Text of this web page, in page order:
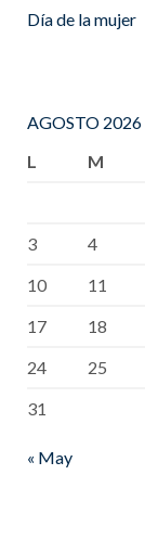
Día de la mujer
AGOSTO 2026
L
M
3
4
10
11
17
18
24
25
31
« May